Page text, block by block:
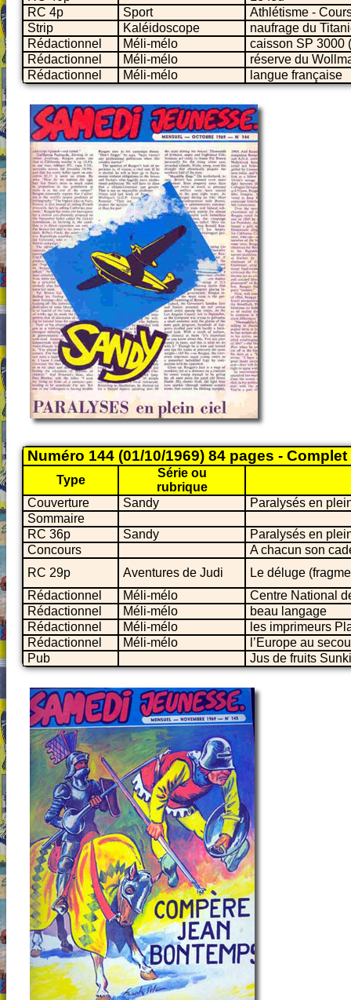
RC 4p
Sport
Athlétisme -
Strip
Kaléidoscope
naufrage du
Rédactionnel
Méli-mélo
caisson SP 3000
Rédactionnel
Méli-mélo
réserve du
Rédactionnel
Méli-mélo langue française
Numéro 144 (01/10/1969) 84 pages - Complet
Type
Série ou
rubrique
Couverture
Sandy
Paralysés en
Sommaire
RC 36p
Sandy
Paralysés en
Concours
A chacun son
RC 29p
Aventures de Judi
Le déluge
Rédactionnel
Méli-mélo
Centre National
Rédactionnel
Méli-mélo
beau langage
Rédactionnel
Méli-mélo
les imprimeurs
Rédactionnel
Méli-mélo
l’Europe au
Pub
Jus de fruits